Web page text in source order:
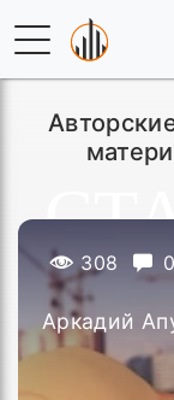
308 0
Аркадий